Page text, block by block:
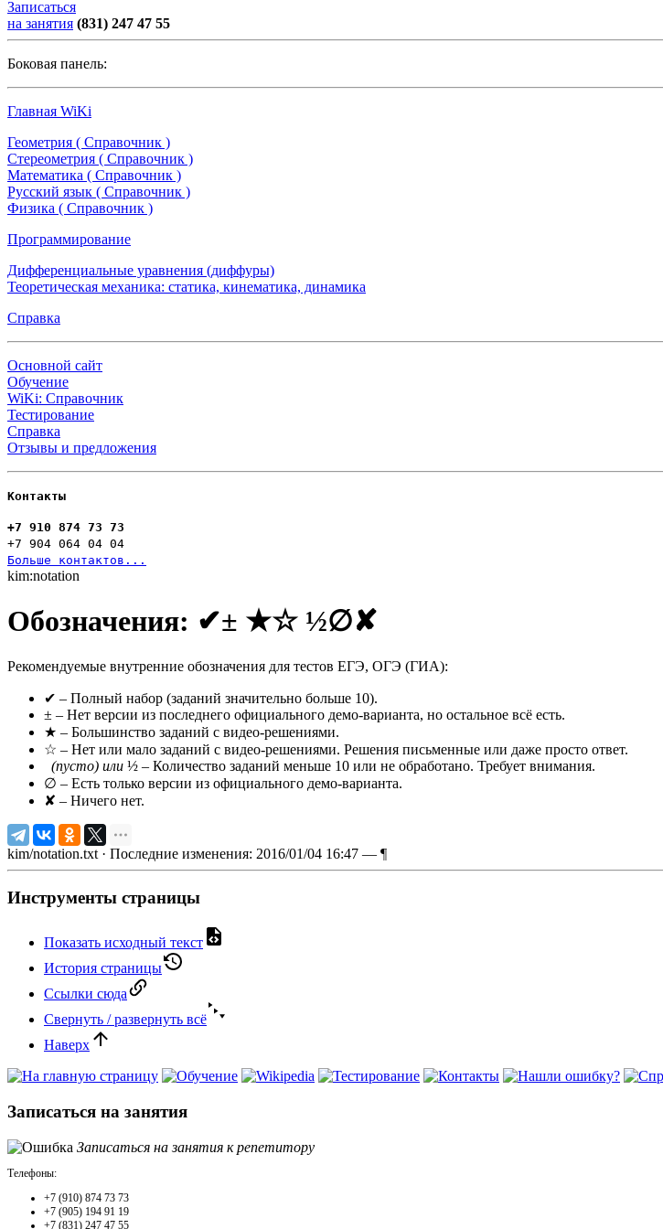
Записаться
на занятия (831) 247 47 55
Боковая панель:
Главная WiKi
Геометрия ( Справочник )
Стереометрия ( Справочник )
Математика ( Справочник )
Русский язык ( Справочник )
Физика ( Справочник )
Программирование
Дифференциальные уравнения (диффуры)
Теоретическая механика: статика, кинематика, динамика
Справка
Основной сайт
Обучение
WiKi: Справочник
Тестирование
Справка
Отзывы и предложения
Контакты
+7 910 874 73 73
+7 904 064 04 04
Больше контактов...
kim:notation
Обозначения: ✔± ★☆ ½∅✘
Рекомендуемые внутренние обозначения для тестов ЕГЭ, ОГЭ (ГИА):
✔ – Полный набор (заданий значительно больше 10).
± – Нет версии из последнего официального демо-варианта, но остальное всё есть.
★ – Большинство заданий с видео-решениями.
☆ – Нет или мало заданий с видео-решениями. Решения письменные или даже просто ответ.
(пусто) или ½ – Количество заданий меньше 10 или не обработано. Требует внимания.
∅ – Есть только версии из официального демо-варианта.
✘ – Ничего нет.
kim/notation.txt · Последние изменения: 2016/01/04 16:47 — ¶
Инструменты страницы
Показать исходный текст
История страницы
Ссылки сюда
Свернуть / развернуть всё
Наверх
Записаться на занятия
Записаться на занятия к репетитору
Телефоны:
+7 (910) 874 73 73
+7 (905) 194 91 19
+7 (831) 247 47 55